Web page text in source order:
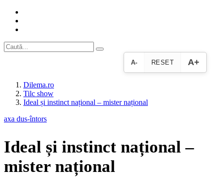
A- RESET A+
Dilema.ro
Tilc show
Ideal și instinct național – mister național
axa dus-întors
Ideal și instinct național –
mister național